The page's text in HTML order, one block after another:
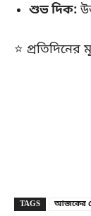
শুভ দিক:
⭐
TAGS আজকের